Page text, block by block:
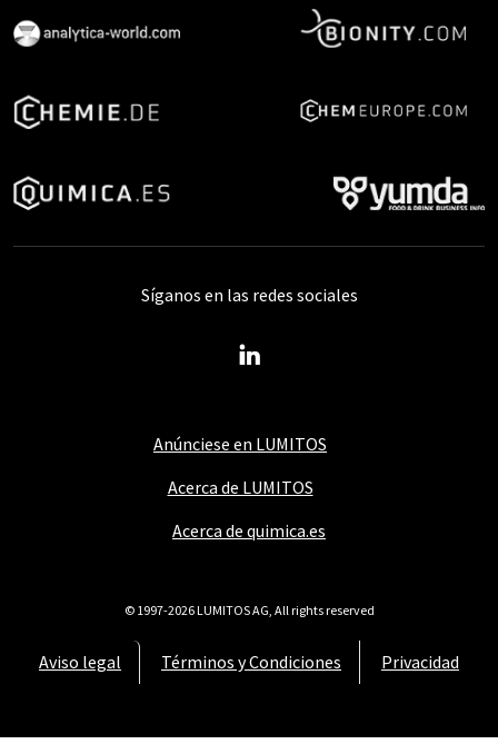
Anúnciese en LUMITOS
Acerca de LUMITOS
Acerca de quimica.es
Aviso legal Términos y Condiciones Privacidad
Síganos en las redes sociales
© 1997-2026 LUMITOS AG, All rights reserved